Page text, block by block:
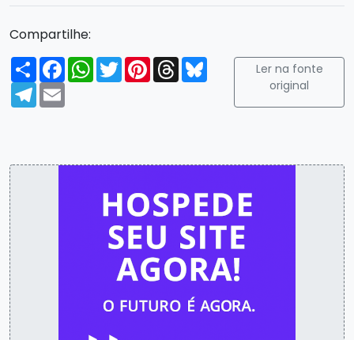
Compartilhe:
Compartilhar
FacebookWhatsApp
TwitterPinterest
ThreadsBluesky
Telegram
Email
Ler na fonte
original